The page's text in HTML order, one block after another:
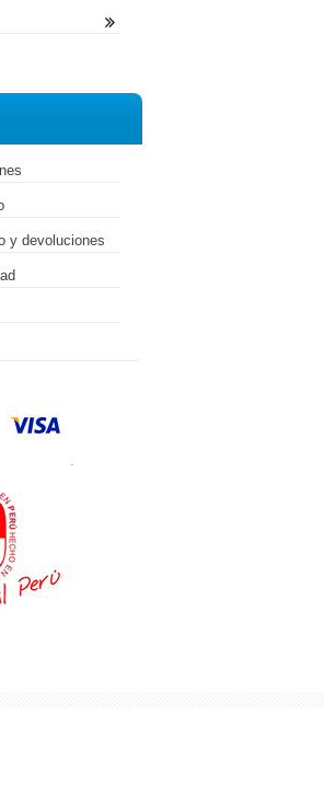
y devoluciones
.